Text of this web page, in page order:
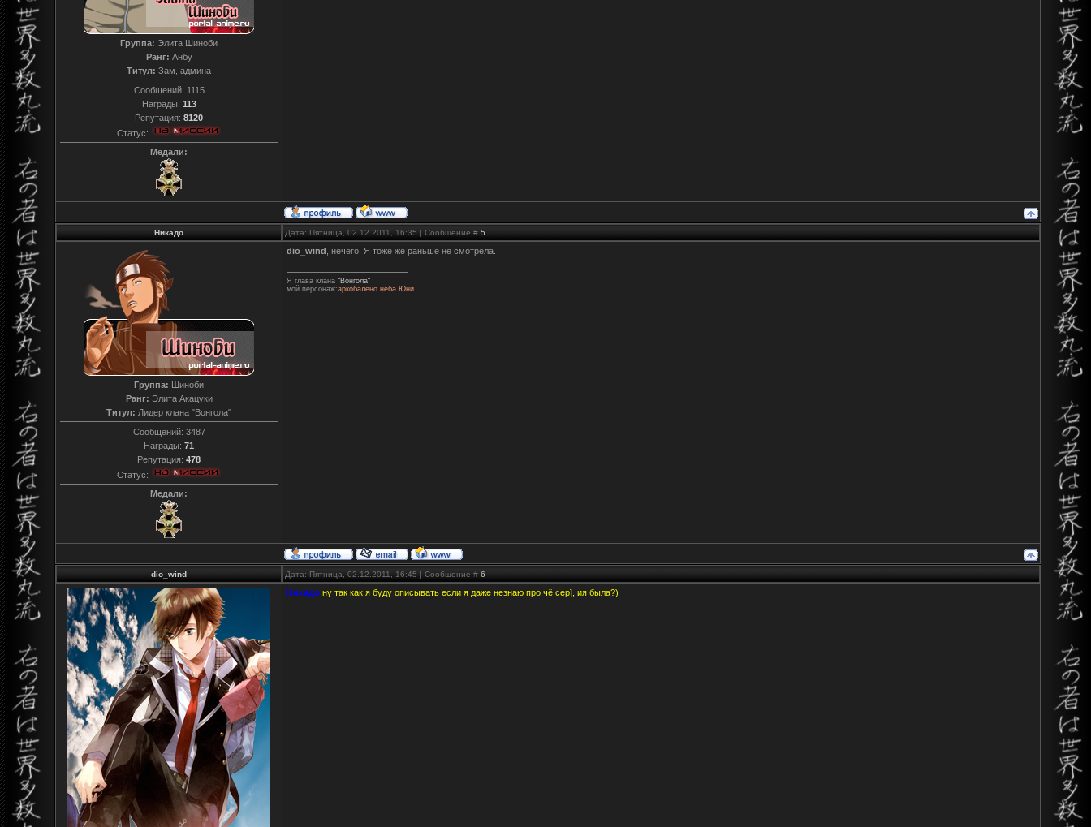
Группа: Элита Шиноби
Ранг: Анбу
Титул: Зам, админа
Сообщений: 1115
Награды: 113
Репутация: 8120
Статус:
Медали:
Никадо Дата: Пятница, 02.12.2011, 16:35 | Сообщение # 5
Группа: Шиноби
Ранг: Элита Акацуки
Титул: Лидер клана "Вонгола"
Сообщений: 3487
Награды: 71
Репутация: 478
Статус:
Медали:
dio_wind , нечего. Я тоже же раньше не смотрела.
Я глава клана "Вонгола"
мой персонаж:аркобалено неба Юни
dio_wind Дата: Пятница, 02.12.2011, 16:45 | Сообщение # 6
Никадо ну так как я буду описывать если я даже незнаю про чё сер], ия была?)